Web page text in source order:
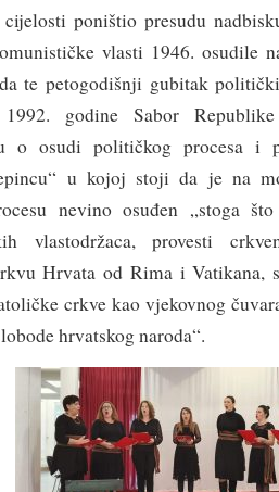
poništio presudu
vlasti 1946. osudile
te petogodišnji gubitak
godine Sabor
o osudi političkog procesa i
u kojoj stoji da je na
nevino osuđen „stoga
vlastodržaca, provesti
Hrvata od Rima i Vatikana,
crkve kao vjekovnog
hrvatskog naroda“.